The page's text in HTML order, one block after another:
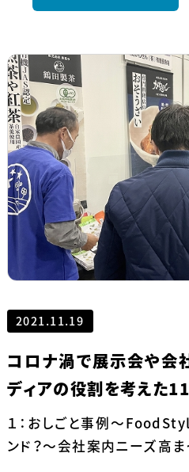
2021.11.19
コロナ渦で展示会や会
ディアの役割を考えた
１：おしごと事例～
ンド？～会社案内ニーズ高